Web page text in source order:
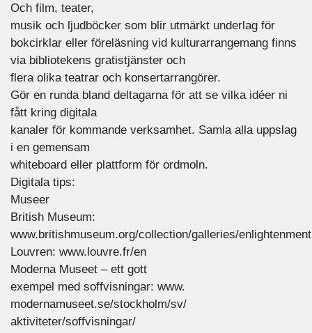
Och film, teater,
musik och ljudböcker som blir utmärkt underlag för
bokcirklar eller föreläsning vid kulturarrangemang finns
via bibliotekens gratistjänster och
flera olika teatrar och konsertarrangörer.
Gör en runda bland deltagarna för att se vilka idéer ni
fått kring digitala
kanaler för kommande verksamhet. Samla alla uppslag
i en gemensam
whiteboard eller plattform för ordmoln.
Digitala tips:
Museer
British Museum:
www.britishmuseum.org/collection/galleries/enlightenment
Louvren: www.louvre.fr/en
Moderna Museet – ett gott
exempel med soffvisningar: www.
modernamuseet.se/stockholm/sv/
aktiviteter/soffvisningar/